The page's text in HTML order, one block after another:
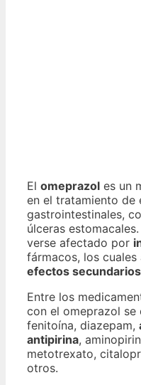
El omeprazol es un
en el tratamiento de
gastrointestinales,
úlceras
verse afectado por
fármacos, los
efectos secundarios
Entre los
con el omeprazol se
fenitoína, diazepam,
antipirina,
metotrexato,
otros.